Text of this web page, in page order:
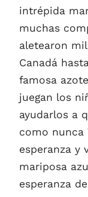
intrépida
muchas
aletearon
Canadá
famosa
juegan los
ayudarlos a
como nunca
esperanza y
mariposa
esperanza